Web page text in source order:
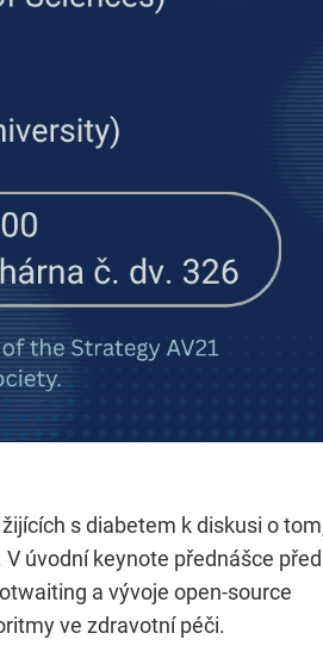
s diabetem k diskusi o
úvodní keynote přednášce
a vývoje open-source
ve zdravotní péči.